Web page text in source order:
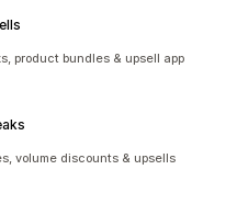
product bundles & upsell app
volume discounts & upsells